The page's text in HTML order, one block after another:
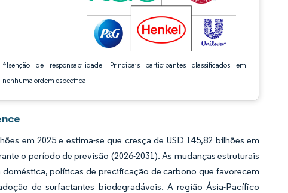
*Isenção de responsabilidade: Principais participantes classificados em
nenhuma ordem específica
em 2025 e estima-se que cresça de USD 145,82 bilhões em
o período de previsão (2026-2031). As mudanças estruturais
políticas de precificação de carbono que favorecem
de surfactantes biodegradáveis. A região Ásia-Pacífico